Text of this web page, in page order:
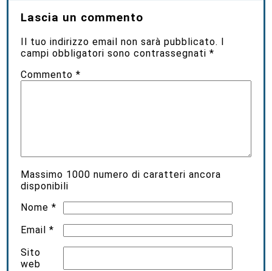
Lascia un commento
Il tuo indirizzo email non sarà pubblicato. I
campi obbligatori sono contrassegnati*
Commento*
Massimo 1000 numero di caratteri ancora
disponibili
Nome*
Email*
Sito
web